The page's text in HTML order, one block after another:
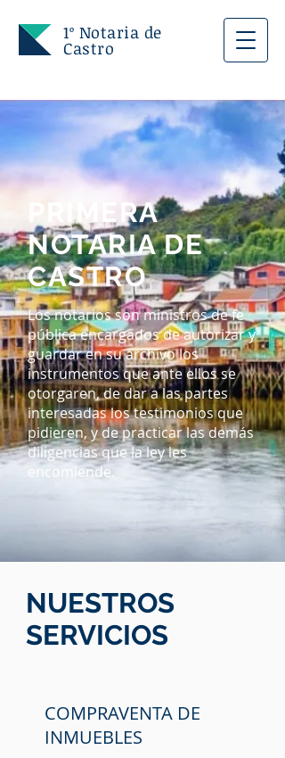
1º Notaria de
Castro
PRIMERA
NOTARIA DE
CASTRO
Los notarios son ministros de fe
pública encargados de autorizar y
guardar en su archivo los
instrumentos que ante ellos se
otorgaren, de dar a las partes
interesadas los testimonios que
pidieren, y de practicar las demás
diligencias que la ley les
encomiende.
COMPRAVENTA DE
INMUEBLES
NUESTROS
SERVICIOS